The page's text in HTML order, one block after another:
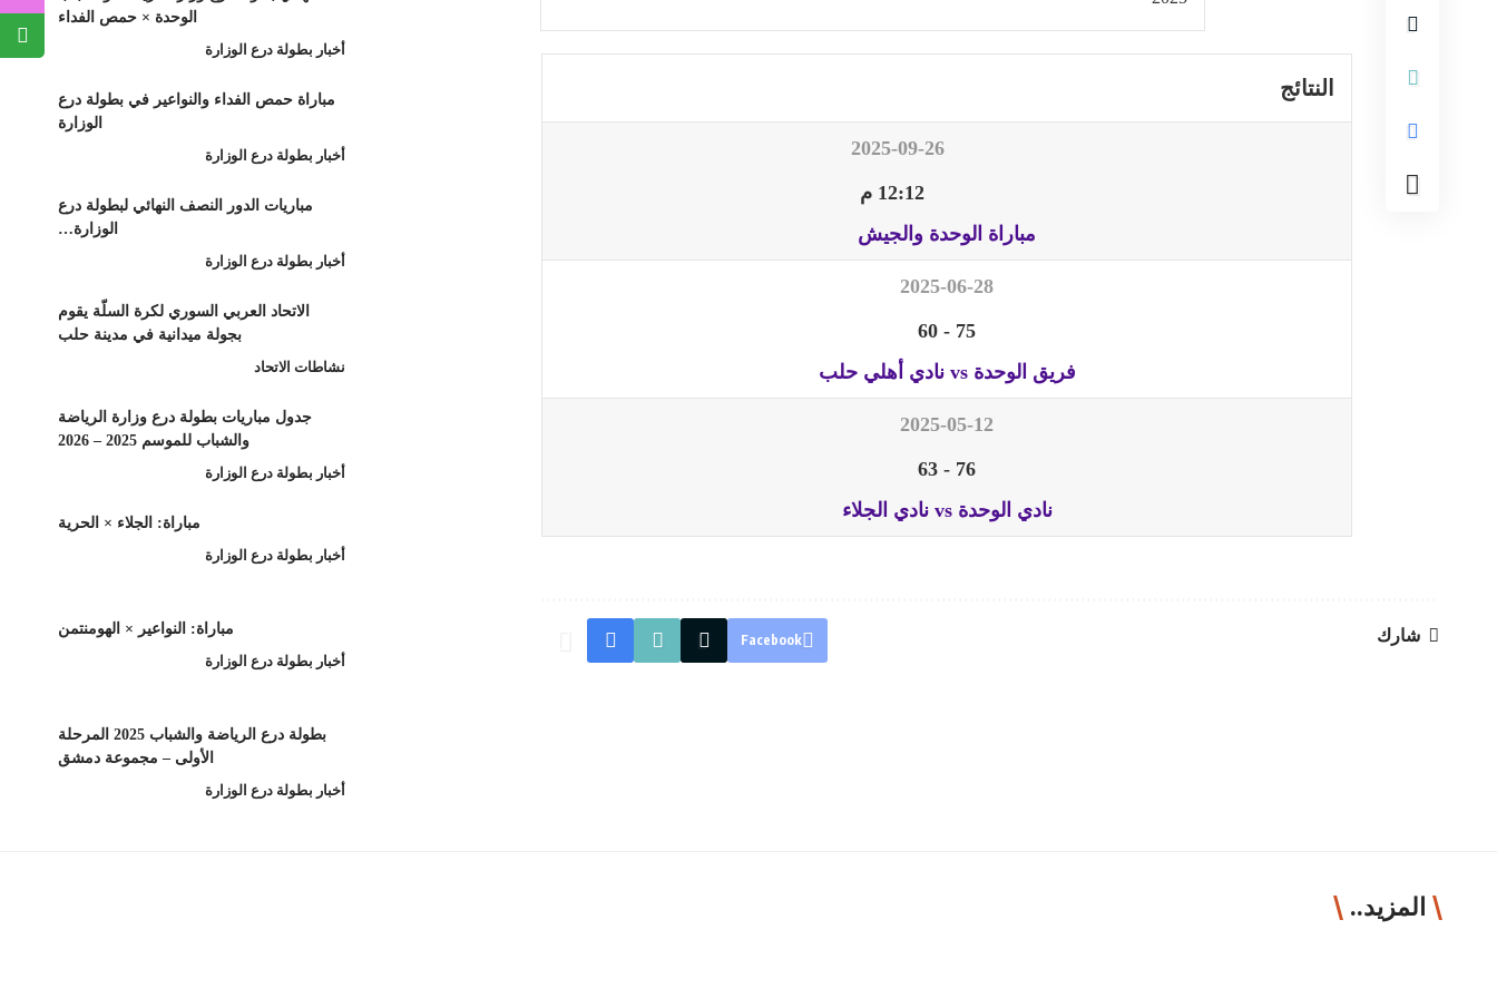
النتائج
2025-09-26
12:12 م
مباراة الوحدة والجيش
2025-06-28
75
-
60
فريق الوحدة vs نادي أهلي حلب
2025-05-12
76
-
63
نادي الوحدة vs نادي الجلاء
شارك Facebook
الوحدة × حمص الفداء
أخبار بطولة درع الوزارة
مباراة حمص الفداء والنواعير في بطولة درع
الوزارة
أخبار بطولة درع الوزارة
مباريات الدور النصف النهائي لبطولة درع
الوزارة…
أخبار بطولة درع الوزارة
الاتحاد العربي السوري لكرة السلّة يقوم
بجولة ميدانية في مدينة حلب
نشاطات الاتحاد
جدول مباريات بطولة درع وزارة الرياضة
والشباب للموسم 2025 – 2026
أخبار بطولة درع الوزارة
مباراة: الجلاء × الحرية
أخبار بطولة درع الوزارة
مباراة: النواعير × الهومنتمن
أخبار بطولة درع الوزارة
بطولة درع الرياضة والشباب 2025 المرحلة
الأولى – مجموعة دمشق
أخبار بطولة درع الوزارة
المزيد..